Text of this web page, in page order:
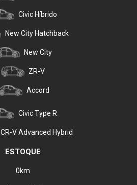
Civic Híbrido
New City Hatchback
New City
ZR-V
Accord
Civic Type R
CR-V Advanced Hybrid
ESTOQUE
0km